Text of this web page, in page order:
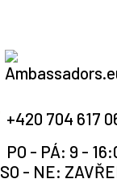
+420 704 617
PO - PÁ: 9 -
SO - NE: